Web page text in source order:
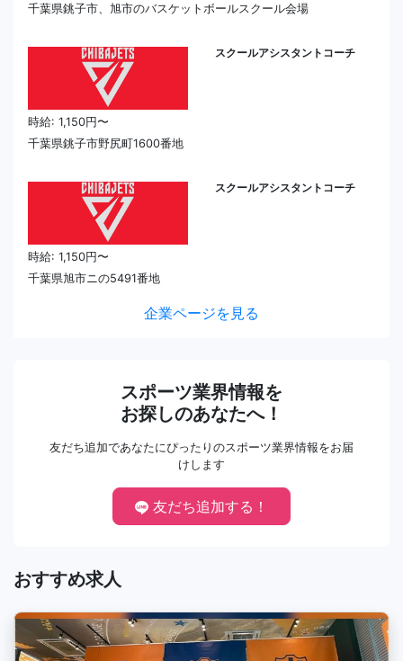
千葉県銚子市、旭市のバスケットボールスクール会場
スクールアシスタントコーチ
時給: 1,150円〜
千葉県銚子市野尻町1600番地
スクールアシスタントコーチ
時給: 1,150円〜
千葉県旭市ニの5491番地
企業ページを見る
スポーツ業界情報を
お探しのあなたへ！
友だち追加であなたにぴったりのスポーツ業界情報をお届
けします
友だち追加する！
おすすめ求人